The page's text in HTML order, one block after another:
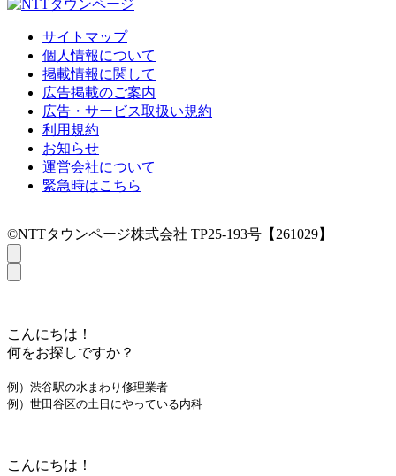
サイトマップ
個人情報について
掲載情報に関して
広告掲載のご案内
広告・サービス取扱い規約
利用規約
お知らせ
運営会社について
緊急時はこちら
©NTTタウンページ株式会社 TP25-193号【261029】
こんにちは！
何をお探しですか？
例）渋谷駅の水まわり修理業者
例）世田谷区の土日にやっている内科
こんにちは！